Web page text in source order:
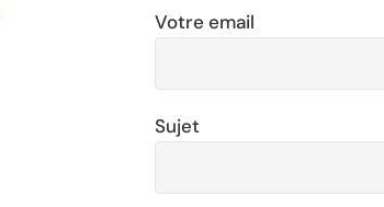
Votre email
Sujet